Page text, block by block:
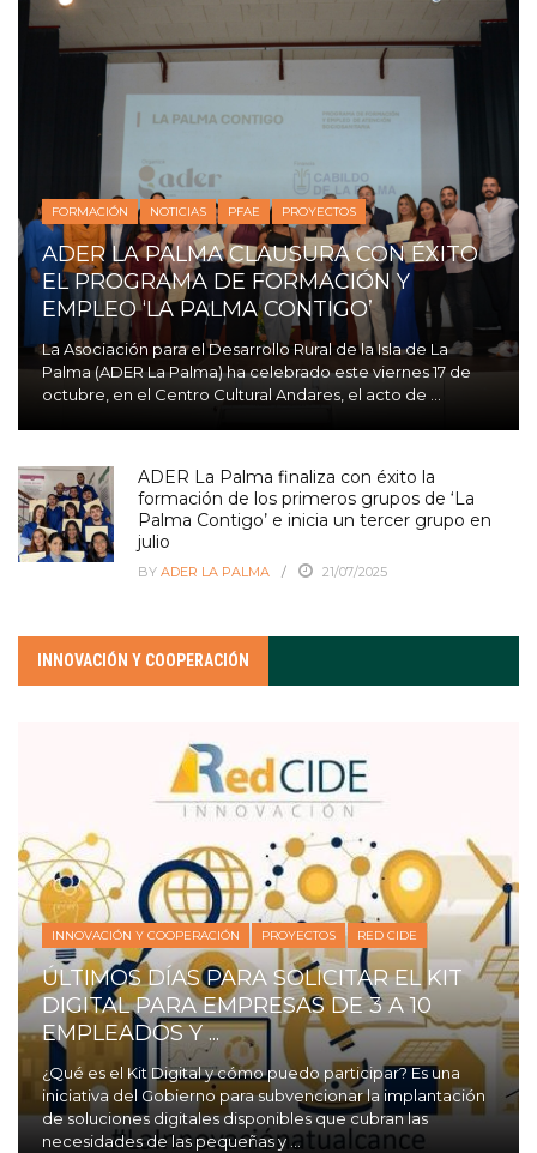
FORMACIÓN NOTICIAS PFAE PROYECTOS
ADER LA PALMA CLAUSURA CON ÉXITO
EL PROGRAMA DE FORMACIÓN Y
EMPLEO ‘LA PALMA CONTIGO’
La Asociación para el Desarrollo Rural de la Isla de La
Palma (ADER La Palma) ha celebrado este viernes 17 de
octubre, en el Centro Cultural Andares, el acto de ...
ADER La Palma finaliza con éxito la
formación de los primeros grupos de ‘La
Palma Contigo’ e inicia un tercer grupo en
julio
BY ADER LA PALMA 21/07/2025
INNOVACIÓN Y COOPERACIÓN
INNOVACIÓN Y COOPERACIÓN PROYECTOS RED CIDE
ÚLTIMOS DÍAS PARA SOLICITAR EL KIT
DIGITAL PARA EMPRESAS DE 3 A 10
EMPLEADOS Y ...
¿Qué es el Kit Digital y cómo puedo participar? Es una
iniciativa del Gobierno para subvencionar la implantación
de soluciones digitales disponibles que cubran las
necesidades de las pequeñas y ...